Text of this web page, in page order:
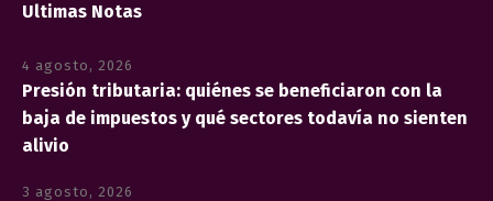
Ultimas Notas
4 agosto, 2026
Presión tributaria: quiénes se beneficiaron con la
baja de impuestos y qué sectores todavía no sienten
alivio
3 agosto, 2026